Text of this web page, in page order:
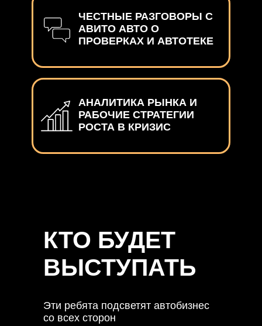
ЧЕСТНЫЕ РАЗГОВОРЫ С
АВИТО АВТО О
ПРОВЕРКАХ И АВТОТЕКЕ
АНАЛИТИКА РЫНКА И
РАБОЧИЕ СТРАТЕГИИ
РОСТА В КРИЗИС
КТО БУДЕТ
ВЫСТУПАТЬ
Эти ребята подсветят автобизнес
со всех сторон